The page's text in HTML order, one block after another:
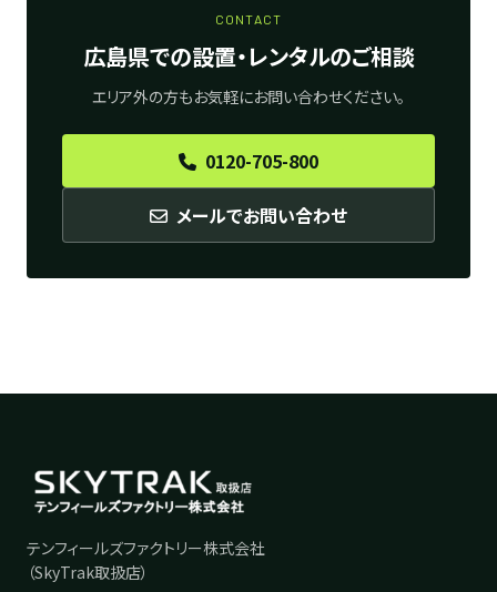
CONTACT
広島県での設置・レンタルのご相談
エリア外の方もお気軽にお問い合わせください。
0120-705-800
メールでお問い合わせ
テンフィールズファクトリー株式会社
（SkyTrak取扱店）